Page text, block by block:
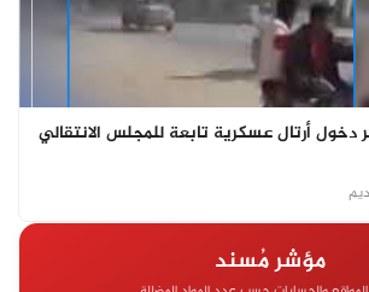
دخول أرتال عسكرية تابعة للمجلس الانتقالي
مؤشر مُسند